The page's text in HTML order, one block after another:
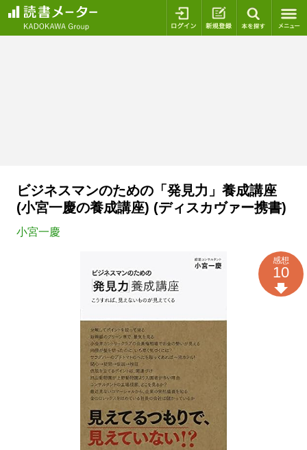
ログイン 新規登録
ビジネスマンのための「発見力」養成講座
(小宮一慶の養成講座) (ディスカヴァー携書)
小宮一慶
感想
10